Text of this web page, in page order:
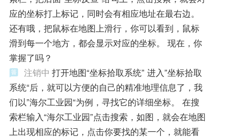
应的坐标打上标记，同时会有相应地址在最右边。
还有哦，把鼠标在地图上滑行，你可以看到，鼠标
滑到每一个地方，都会显示对应的坐标。 现在，你
掌握了吗？
注销中 打开地图“坐标拾取系统” 进入”坐标拾取
系统“后，就可以方便的自己的精准地理信息了，我
们以”海尔工业园“为例，寻找它的详细坐标。 在搜
索栏输入“海尔工业园”点击搜索，如图，就会在地图
上出现相应的标记，点击你要找的某一个，就能看